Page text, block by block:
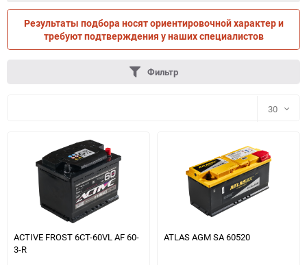
ПО ТРАНСПОРТУ ПО ПАРАМЕТРАМ
Результаты подбора носят ориентировочной характер и
требуют подтверждения у наших специалистов
Фильтр
30
30
60
ACTIVE FROST 6СТ-60VL АF 60-
3-R
ATLAS AGM SA 60520